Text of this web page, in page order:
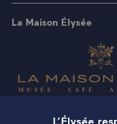
La Maison Élysée
L’Élysée